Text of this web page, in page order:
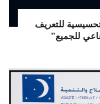
للتعريف
للجميع”